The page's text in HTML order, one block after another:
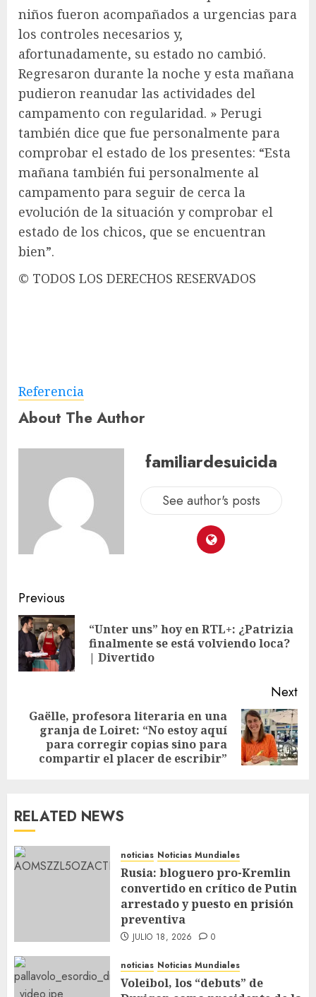
niños fueron acompañados a urgencias para
los controles necesarios y,
afortunadamente, su estado no cambió.
Regresaron durante la noche y esta mañana
pudieron reanudar las actividades del
campamento con regularidad. » Perugi
también dice que fue personalmente para
comprobar el estado de los presentes: “Esta
mañana también fui personalmente al
campamento para seguir de cerca la
evolución de la situación y comprobar el
estado de los chicos, que se encuentran
bien”.
© TODOS LOS DERECHOS RESERVADOS
Referencia
About The Author
familiardesuicida
See author's posts
Previous
“Unter uns” hoy en RTL+: ¿Patrizia
finalmente se está volviendo loca?
| Divertido
Next
Gaëlle, profesora literaria en una
granja de Loiret: “No estoy aquí
para corregir copias sino para
compartir el placer de escribir”
RELATED NEWS
noticias Noticias Mundiales
Rusia: bloguero pro-Kremlin
convertido en crítico de Putin
arrestado y puesto en prisión
preventiva
JULIO 18, 2026 0
noticias Noticias Mundiales
Voleibol, los “debuts” de